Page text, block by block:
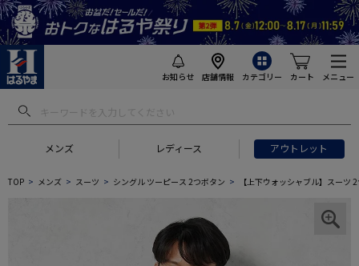
お知らせ 店舗情報 カテゴリー カート メニュー
メンズ レディース アウトレット
TOP メンズ スーツ シングル ツーピース 2つボタン 【上下ウォッシャブル】スーツ